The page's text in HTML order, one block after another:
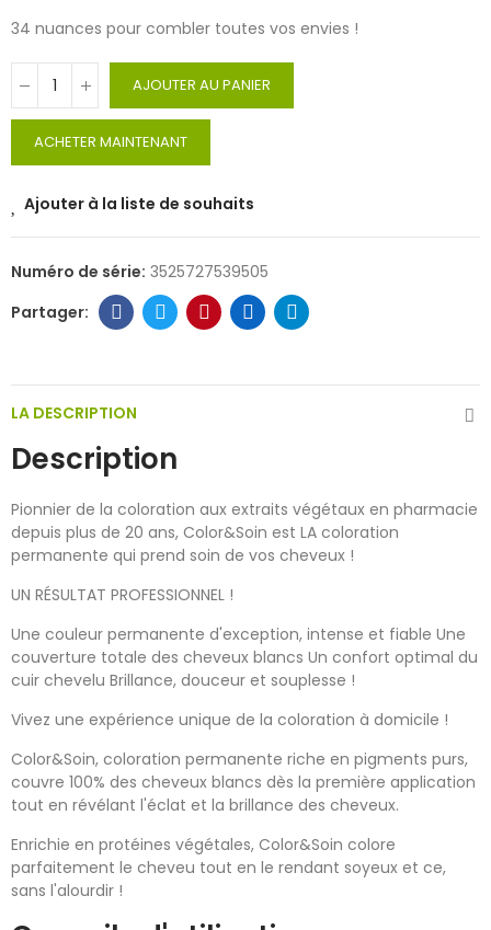
34 nuances pour combler toutes vos envies !
AJOUTER AU PANIER
ACHETER MAINTENANT
Ajouter à la liste de souhaits
Numéro de série: 3525727539505
LA DESCRIPTION
Description
Pionnier de la coloration aux extraits végétaux en pharmacie
depuis plus de 20 ans, Color&Soin est LA coloration
permanente qui prend soin de vos cheveux !
UN RÉSULTAT PROFESSIONNEL !
Une couleur permanente d'exception, intense et fiable Une
couverture totale des cheveux blancs Un confort optimal du
cuir chevelu Brillance, douceur et souplesse !
Vivez une expérience unique de la coloration à domicile !
Color&Soin, coloration permanente riche en pigments purs,
couvre 100% des cheveux blancs dès la première application
tout en révélant l'éclat et la brillance des cheveux.
Enrichie en protéines végétales, Color&Soin colore
parfaitement le cheveu tout en le rendant soyeux et ce,
sans l'alourdir !